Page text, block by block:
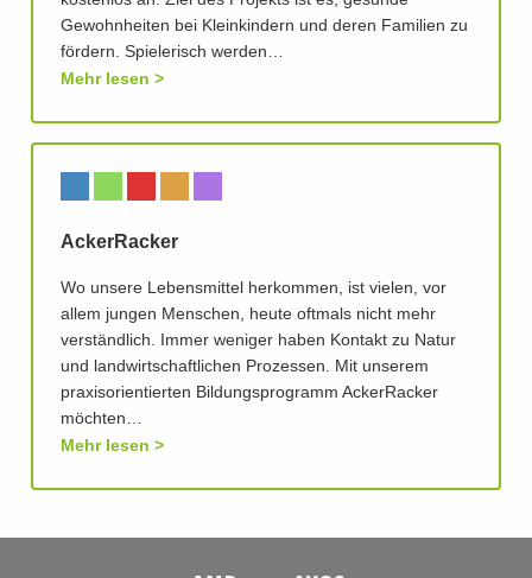
Gewohnheiten bei Kleinkindern und deren Familien zu
fördern. Spielerisch werden…
Mehr lesen
AckerRacker
Wo unsere Lebensmittel herkommen, ist vielen, vor
allem jungen Menschen, heute oftmals nicht mehr
verständlich. Immer weniger haben Kontakt zu Natur
und landwirtschaftlichen Prozessen. Mit unserem
praxisorientierten Bildungsprogramm AckerRacker
möchten…
Mehr lesen